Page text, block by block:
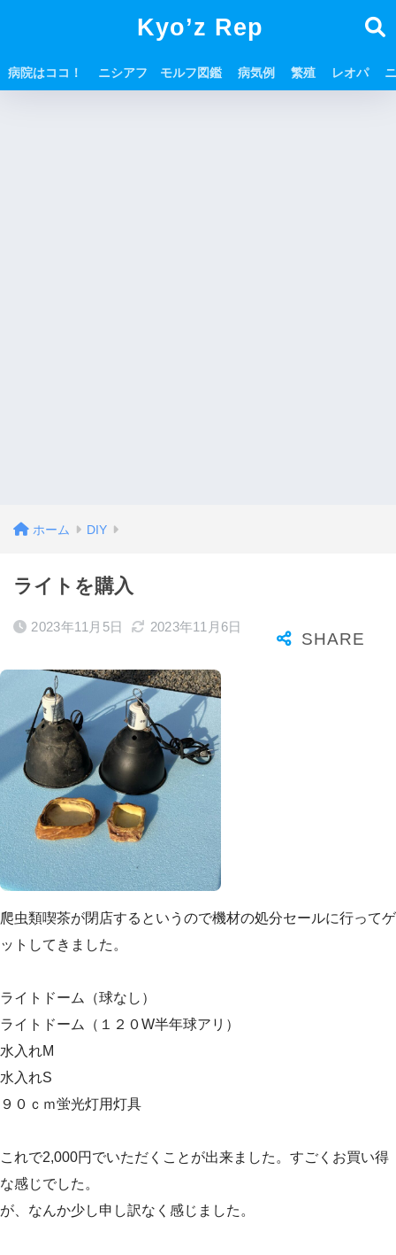
Kyo’z Rep
病院はココ！ ニシアフ モルフ図鑑 病気例 繁殖 レオパ
ホーム DIY
ライトを購入
2023年11月5日 2023年11月6日
爬虫類喫茶が閉店するというので機材の処分セールに行ってゲ
ットしてきました。
ライトドーム（球なし）
ライトドーム（１２０W半年球アリ）
水入れM
水入れS
９０ｃｍ蛍光灯用灯具
これで2,000円でいただくことが出来ました。すごくお買い得
な感じでした。
が、なんか少し申し訳なく感じました。